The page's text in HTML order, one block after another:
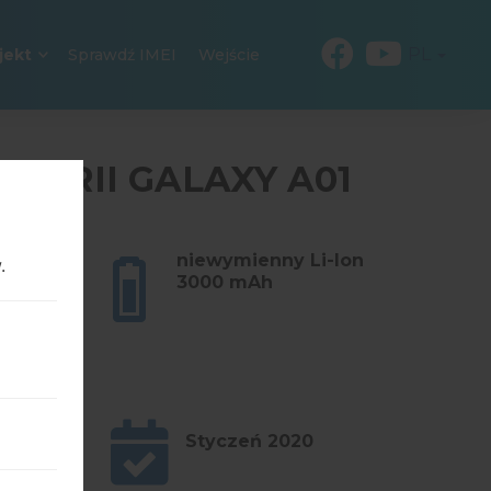
Sprawdź IMEI Wejście
SERII GALAXY A01
niewymienny Li-Ion
3000 mAh
Styczeń 2020